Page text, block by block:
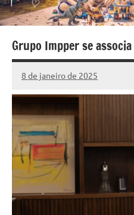
Grupo Impper se associa
8 de janeiro de 2025
Marcelo
Fachin
2
comentários